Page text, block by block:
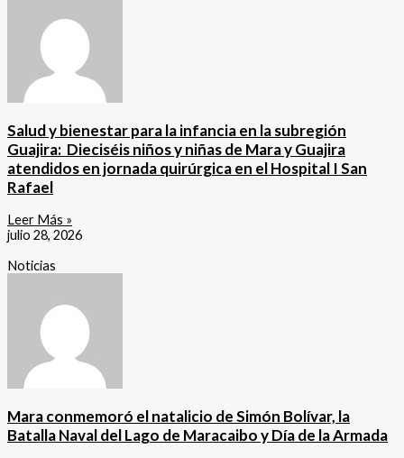
Salud y bienestar para la infancia en la subregión
Guajira: ‎ Dieciséis niños y niñas de Mara y Guajira
atendidos en jornada quirúrgica en el Hospital I San
Rafael
Leer Más »
julio 28, 2026
Noticias
Mara conmemoró el natalicio de Simón Bolívar, la
Batalla Naval del Lago de Maracaibo y Día de la Armada